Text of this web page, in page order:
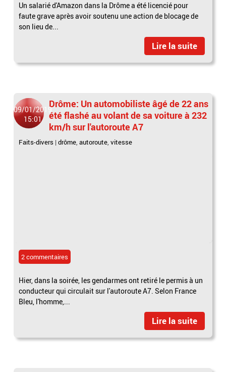
Un salarié d'Amazon dans la Drôme a été licencié pour
faute grave après avoir soutenu une action de blocage de
son lieu de...
Lire la suite
09/01/2019
15:01
Drôme: Un automobiliste âgé de 22 ans
été flashé au volant de sa voiture à 232
km/h sur l'autoroute A7
Faits-divers |drôme,autoroute,vitesse
2 commentaires
Hier, dans la soirée, les gendarmes ont retiré le permis à un
conducteur qui circulait sur l'autoroute A7. Selon France
Bleu, l'homme,...
Lire la suite